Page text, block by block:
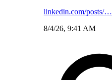
linkedin.com/posts/…
8/4/26, 9:41 AM